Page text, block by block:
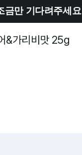
금만 기다려주세요
&가리비맛 25g